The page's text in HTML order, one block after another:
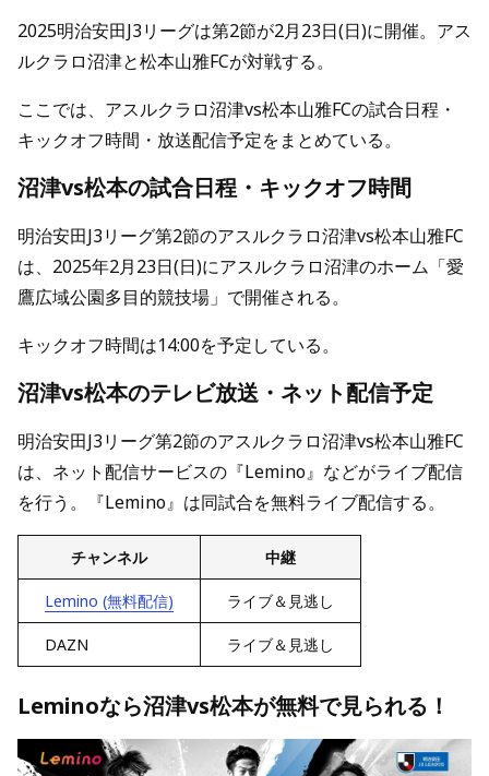
2025明治安田J3リーグは第2節が2月23日(日)に開催。アス
ルクラロ沼津と松本山雅FCが対戦する。
ここでは、アスルクラロ沼津vs松本山雅FCの試合日程・
キックオフ時間・放送配信予定をまとめている。
沼津vs松本の試合日程・キックオフ時間
明治安田J3リーグ第2節のアスルクラロ沼津vs松本山雅FC
は、2025年2月23日(日)にアスルクラロ沼津のホーム「愛
鷹広域公園多目的競技場」で開催される。
キックオフ時間は14:00を予定している。
沼津vs松本のテレビ放送・ネット配信予定
明治安田J3リーグ第2節のアスルクラロ沼津vs松本山雅FC
は、ネット配信サービスの『Lemino』などがライブ配信
を行う。『Lemino』は同試合を無料ライブ配信する。
チャンネル 中継
Lemino (無料配信) ライブ＆見逃し
DAZN ライブ＆見逃し
Leminoなら沼津vs松本が無料で見られる！